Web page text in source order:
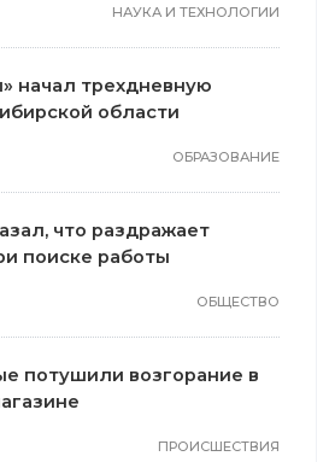
НАУКА И ТЕХНОЛОГИИ
начал трехдневную
области
ОБРАЗОВАНИЕ
что раздражает
поиске работы
ОБЩЕСТВО
потушили возгорание в
ПРОИСШЕСТВИЯ